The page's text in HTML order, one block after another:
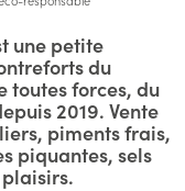
une petite
du
toutes forces, du
2019. Vente
piments frais,
piquantes, sels